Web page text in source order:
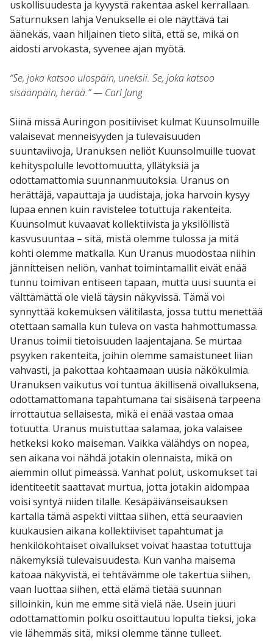
uskollisuudesta ja kyvystä rakentaa askel kerrallaan.
Saturnuksen lahja Venukselle ei ole näyttävä tai
äänekäs, vaan hiljainen tieto siitä, että se, mikä on
aidosti arvokasta, syvenee ajan myötä.
“Se, joka katsoo ulospäin, uneksii. Se, joka katsoo
sisäänpäin, herää.” — Carl Jung
Siinä missä Auringon positiiviset kulmat Kuunsolmuille
valaisevat menneisyyden ja tulevaisuuden
suuntaviivoja, Uranuksen neliöt Kuunsolmuille tuovat
kehityspolulle levottomuutta, yllätyksiä ja
odottamattomia suunnanmuutoksia. Uranus on
herättäjä, vapauttaja ja uudistaja, joka harvoin kysyy
lupaa ennen kuin ravistelee totuttuja rakenteita.
Kuunsolmut kuvaavat kollektiivista ja yksilöllistä
kasvusuuntaa – sitä, mistä olemme tulossa ja mitä
kohti olemme matkalla. Kun Uranus muodostaa niihin
jännitteisen neliön, vanhat toimintamallit eivät enää
tunnu toimivan entiseen tapaan, mutta uusi suunta ei
välttämättä ole vielä täysin näkyvissä. Tämä voi
synnyttää kokemuksen välitilasta, jossa tuttu menettää
otettaan samalla kun tuleva on vasta hahmottumassa.
Uranus toimii tietoisuuden laajentajana. Se murtaa
psyyken rakenteita, joihin olemme samaistuneet liian
vahvasti, ja pakottaa kohtaamaan uusia näkökulmia.
Uranuksen vaikutus voi tuntua äkillisenä oivalluksena,
odottamattomana tapahtumana tai sisäisenä tarpeena
irrottautua sellaisesta, mikä ei enää vastaa omaa
totuutta. Uranus muistuttaa salamaa, joka valaisee
hetkeksi koko maiseman. Vaikka välähdys on nopea,
sen aikana voi nähdä jotakin olennaista, mikä on
aiemmin ollut pimeässä. Vanhat polut, uskomukset tai
identiteetit saattavat murtua, jotta jotakin aidompaa
voisi syntyä niiden tilalle. Kesäpäivänseisauksen
kartalla tämä aspekti viittaa siihen, että seuraavien
kuukausien aikana kollektiiviset tapahtumat ja
henkilökohtaiset oivallukset voivat haastaa totuttuja
näkemyksiä tulevaisuudesta. Kun vanha maisema
katoaa näkyvistä, ei tehtävämme ole takertua siihen,
vaan luottaa siihen, että elämä tietää suunnan
silloinkin, kun me emme sitä vielä näe. Usein juuri
odottamattomin polku osoittautuu lopulta tieksi, joka
vie lähemmäs sitä, miksi olemme tänne tulleet.